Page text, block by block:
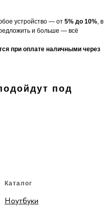
устройство — от 5% до 10%, в
и больше — всё
при оплате наличными через
под
Каталог
Ноутбуки